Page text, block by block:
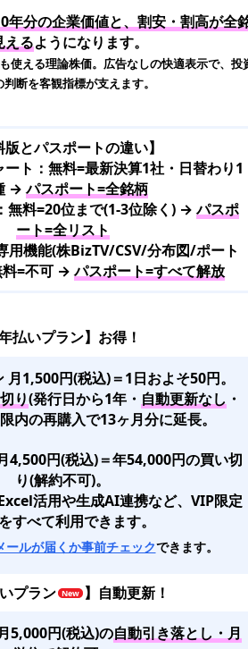
年分の企業価値と、割安・割高が全
えるようになります。
使える理論株価。広告なしの快適表示で、投
断を客観指標が支えます。
版とパスポートの違い】
ト：無料=最新決算1社・日替わり1
→パスポート=全銘柄
無料=20位まで(1-3位除く) →パスポ
ート=全リスト
用機能(株BizTV/CSV/分布図/ポート
料=不可 →パスポート=すべて解放
年払いプラン】お得！
1,500円(税込)＝1日およそ50円。
り(発行日から1年・ 自動更新なし ・
内の再購入で13ヶ月分に延長。
4,500円(税込)＝年54,000円の買い切
り(解約不可)。
活用や生成AI連携など、VIP限定
すべて利用できます。
ールが届くか事前チェックできます。
プラン 】自動更新！
5,000円(税込)の自動引き落とし・月